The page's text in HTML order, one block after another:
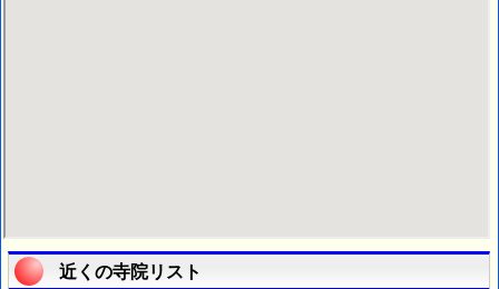
近くの寺院リスト